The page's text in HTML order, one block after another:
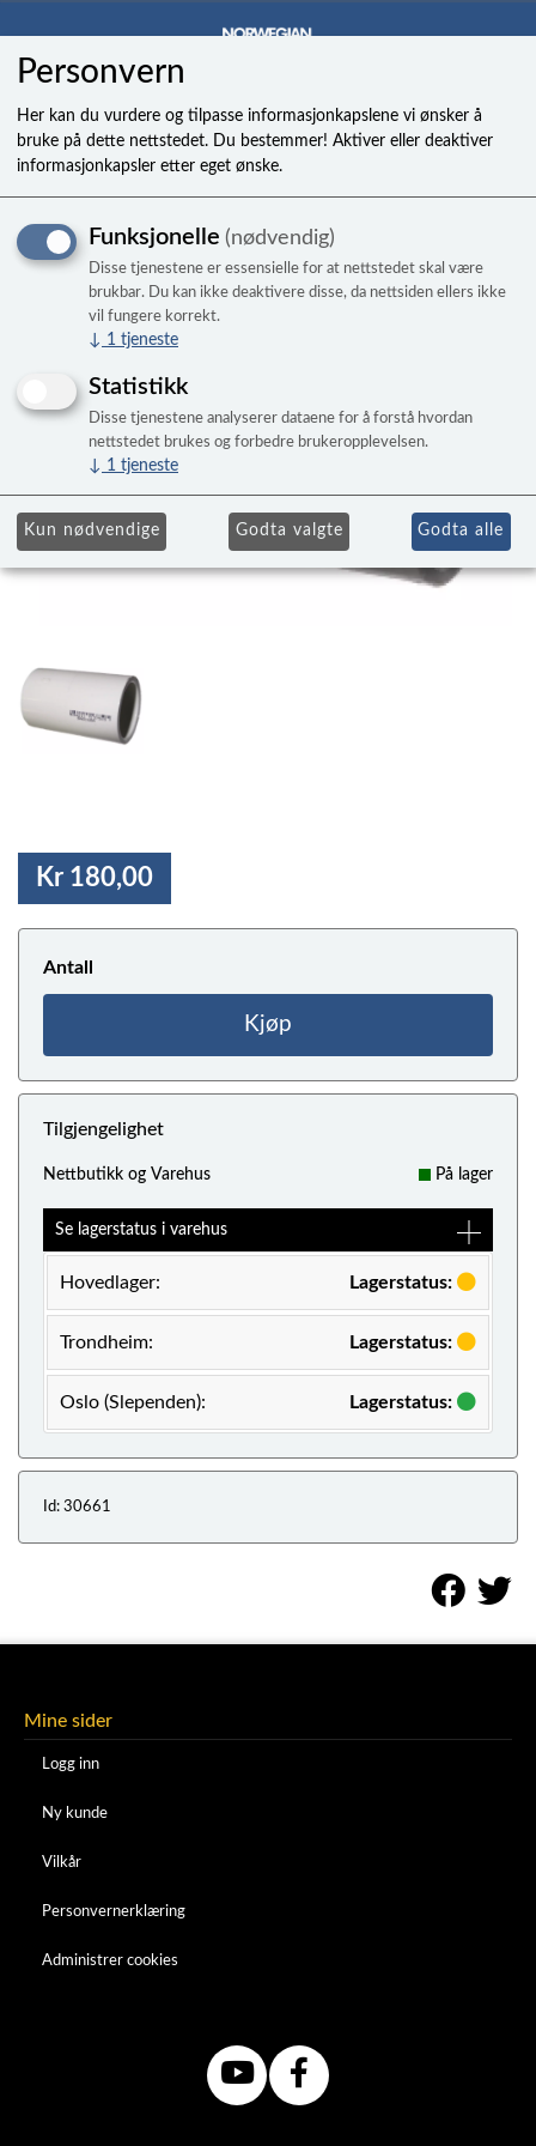
429-007 cplg 3/4 slxsl
Kr 180,00
Antall
Kjøp
Tilgjengelighet
Nettbutikk og Varehus På lager
Se lagerstatus i varehus
Hovedlager: Lagerstatus:
Trondheim: Lagerstatus:
Oslo (Slependen): Lagerstatus:
Id: 30661
Mine sider
Logg inn
Ny kunde
Vilkår
Personvernerklæring
Administrer cookies
Personvern
Her kan du vurdere og tilpasse informasjonkapslene vi ønsker å
bruke på dette nettstedet. Du bestemmer! Aktiver eller deaktiver
informasjonkapsler etter eget ønske.
Funksjonelle (nødvendig)
Disse tjenestene er essensielle for at nettstedet skal være
brukbar. Du kan ikke deaktivere disse, da nettsiden ellers ikke
vil fungere korrekt.
↓ 1 tjeneste
Statistikk
Disse tjenestene analyserer dataene for å forstå hvordan
nettstedet brukes og forbedre brukeropplevelsen.
↓ 1 tjeneste
Kun nødvendige Godta valgte Godta alle